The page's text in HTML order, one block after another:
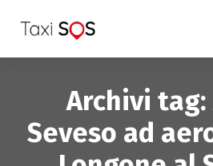
a
Archivi tag:
Seveso ad